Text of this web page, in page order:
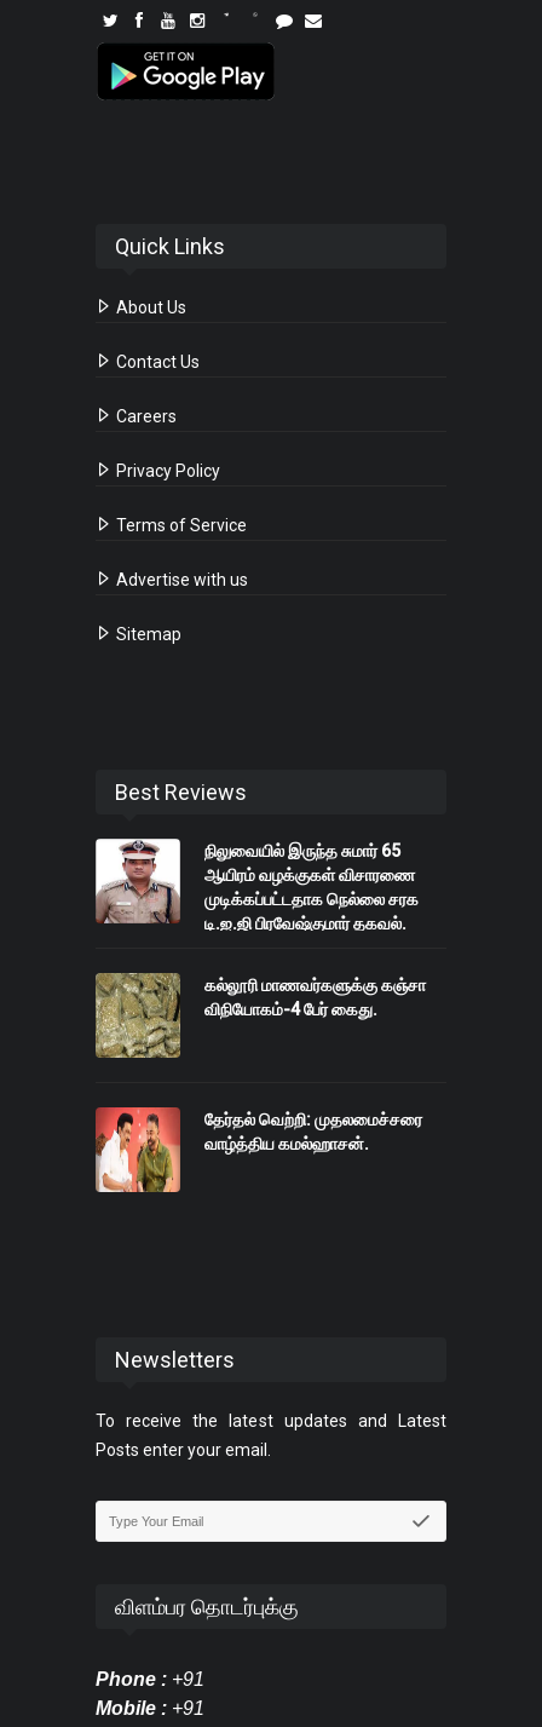
Quick Links
About Us
Contact Us
Careers
Privacy Policy
Terms of Service
Advertise with us
Sitemap
Best Reviews
நிலுவையில் இருந்த சுமார் 65
ஆயிரம் வழக்குகள் விசாரணை
முடிக்கப்பட்டதாக நெல்லை சரக
டி.ஐ.ஜி பிரவேஷ்குமார் தகவல்.
கல்லூரி மாணவர்களுக்கு கஞ்சா
விநியோகம்-4 பேர் கைது.
தேர்தல் வெற்றி: முதலமைச்சரை
வாழ்த்திய கமல்ஹாசன்.
Newsletters
To receive the latest updates and Latest
Posts enter your email.
விளம்பர தொடர்புக்கு
Phone : +91
Mobile : +91